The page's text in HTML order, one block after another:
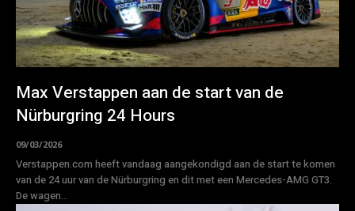
Max Verstappen aan de start van de
Nürburgring 24 Hours
09/03/2026
Verstappen.com heeft vandaag aangekondigd aan de start te komen
van de 24 uur van de Nürburgring en dit met een Mercedes-AMG GT3.
De wagen...